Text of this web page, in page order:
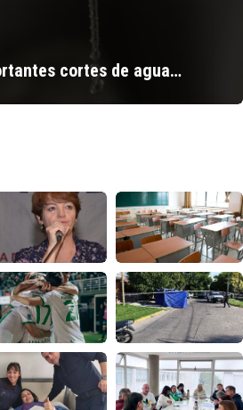
cortes de agua…